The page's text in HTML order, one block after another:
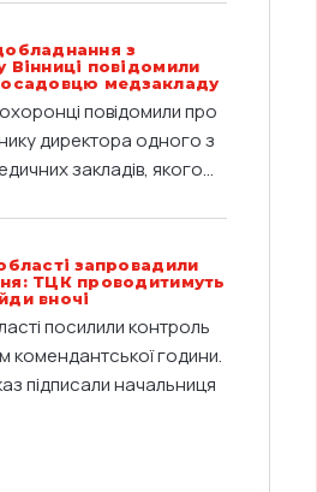
з
Вінниці повідомили
медзакладу
повідомили про
директора одного з
закладів, якого...
запровадили
ТЦК проводитимуть
вночі
посилили контроль
комендантської години.
підписали начальниця